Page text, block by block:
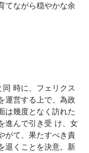
てながら穏やかな余
時に、フェリクス
運営する上で、為政
は幾度となく訪れた
進んで引き受 け、女
がて、果たすべき責
退くことを決意。新